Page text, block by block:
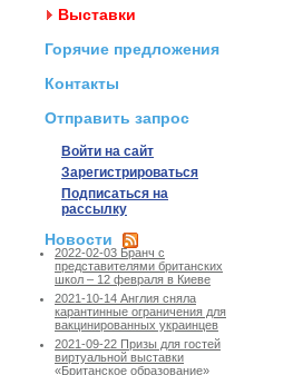
Выставки
Горячие предложения
Контакты
Отправить запрос
Войти на сайт
Зарегистрироваться
Подписаться на
рассылку
Новости
2022-02-03 Бранч с
представителями британских
школ – 12 февраля в Киеве
2021-10-14 Англия сняла
карантинные ограничения для
вакцинированных украинцев
2021-09-22 Призы для гостей
виртуальной выставки
«Британское образование»